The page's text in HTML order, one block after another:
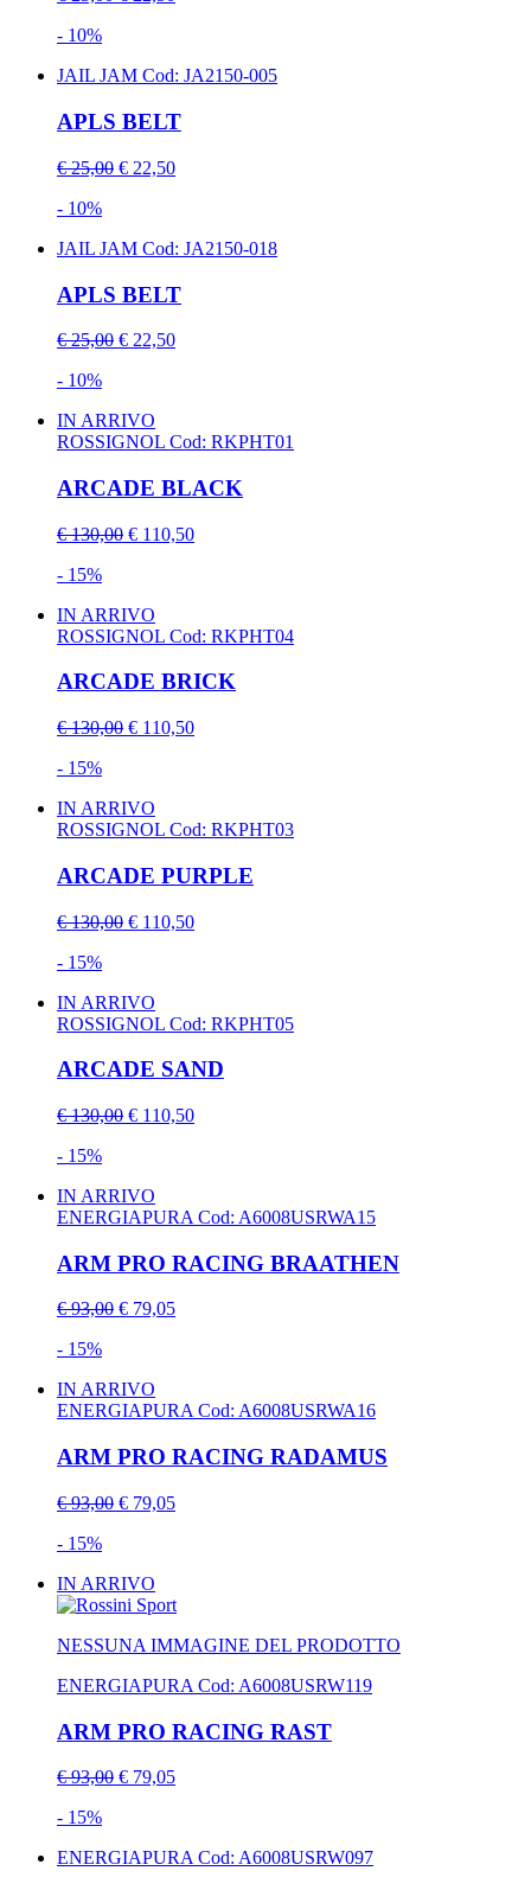
- 10%
JAIL JAM Cod: JA2150-005
APLS BELT
€ 25,00 € 22,50
- 10%
JAIL JAM Cod: JA2150-018
APLS BELT
€ 25,00 € 22,50
- 10%
IN ARRIVO
ROSSIGNOL Cod: RKPHT01
ARCADE BLACK
€ 130,00 € 110,50
- 15%
IN ARRIVO
ROSSIGNOL Cod: RKPHT04
ARCADE BRICK
€ 130,00 € 110,50
- 15%
IN ARRIVO
ROSSIGNOL Cod: RKPHT03
ARCADE PURPLE
€ 130,00 € 110,50
- 15%
IN ARRIVO
ROSSIGNOL Cod: RKPHT05
ARCADE SAND
€ 130,00 € 110,50
- 15%
IN ARRIVO
ENERGIAPURA Cod: A6008USRWA15
ARM PRO RACING BRAATHEN
€ 93,00 € 79,05
- 15%
IN ARRIVO
ENERGIAPURACod: A6008USRWA16
ARM PRO RACING RADAMUS
€ 93,00 € 79,05
- 15%
IN ARRIVO
NESSUNA IMMAGINE DEL PRODOTTO
ENERGIAPURA Cod: A6008USRW119
ARM PRO RACING RAST
€ 93,00 € 79,05
- 15%
ENERGIAPURA Cod: A6008USRW097